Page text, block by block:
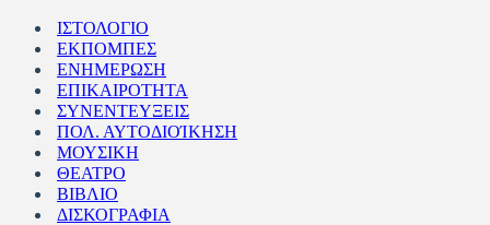
ΙΣΤΟΛΟΓΙΟ
ΕΚΠΟΜΠΕΣ
ΕΝΗΜΕΡΩΣΗ
ΕΠΙΚΑΙΡΟΤΗΤΑ
ΣΥΝΕΝΤΕΥΞΕΙΣ
ΠΟΛ. ΑΥΤΟΔΙΟΊΚΗΣΗ
ΜΟΥΣΙΚΗ
ΘΕΑΤΡΟ
ΒΙΒΛΙΟ
ΔΙΣΚΟΓΡΑΦΙΑ